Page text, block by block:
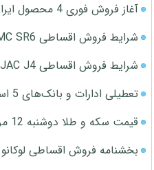
آغاز فروش فوری 4 محصول ایران خودرو در نمایندگی‌ها
شرایط فروش اقساطی KMC SR6 کرمان موتور اعلام شد
شرایط فروش اقساطی JAC J4 (مرداد 1405)
تعطیلی ادارات و بانک‌های 5 استان در روز چهارشنبه
قیمت سکه و طلا دوشنبه 12 مرداد 1405
بخشنامه فروش اقساطی لوکانو L7 و لوکانو L8 (مرداد 1405)